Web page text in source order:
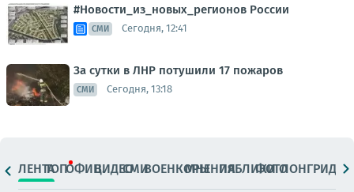
#Новости_из_новых_регионов России
СМИ Сегодня, 12:41
За сутки в ЛНР потушили 17 пожаров
СМИ Сегодня, 13:18
ЛЕНТАТОПОФИЦ.ВИДЕОСМИВОЕНКОРЫМНЕНИЯПАБЛИКИ
ФОТОЛОНГРИДЫ